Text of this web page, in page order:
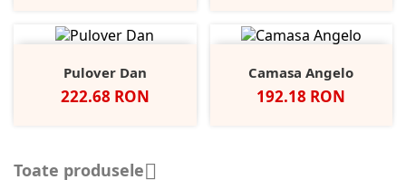
Pulover Dan
Pret
222.68 RON
Camasa Angelo
Pret
192.18 RON
Toate produsele